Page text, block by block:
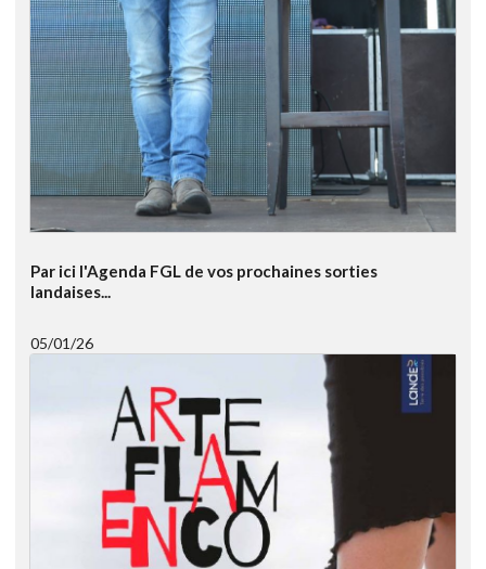
Par ici l'Agenda FGL de vos prochaines sorties
landaises...
05/01/26